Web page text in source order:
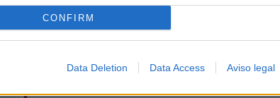
CONFIRM
Data Deletion Data Access Aviso legal